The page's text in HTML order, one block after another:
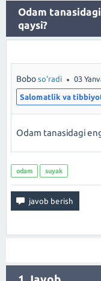
Odam
qaysi?
Bobo so'radi 03
Salomatlik va
Odam tanasidagi
odam suyak